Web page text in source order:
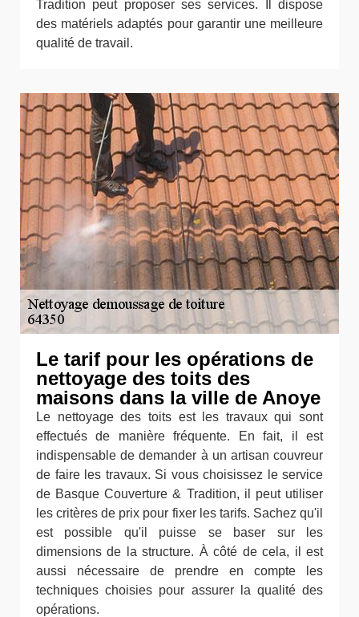
Tradition peut proposer ses services. Il dispose
des matériels adaptés pour garantir une meilleure
qualité de travail.
Le tarif pour les opérations de
nettoyage des toits des
maisons dans la ville de Anoye
Le nettoyage des toits est les travaux qui sont
effectués de manière fréquente. En fait, il est
indispensable de demander à un artisan couvreur
de faire les travaux. Si vous choisissez le service
de Basque Couverture & Tradition, il peut utiliser
les critères de prix pour fixer les tarifs. Sachez qu'il
est possible qu'il puisse se baser sur les
dimensions de la structure. À côté de cela, il est
aussi nécessaire de prendre en compte les
techniques choisies pour assurer la qualité des
opérations.